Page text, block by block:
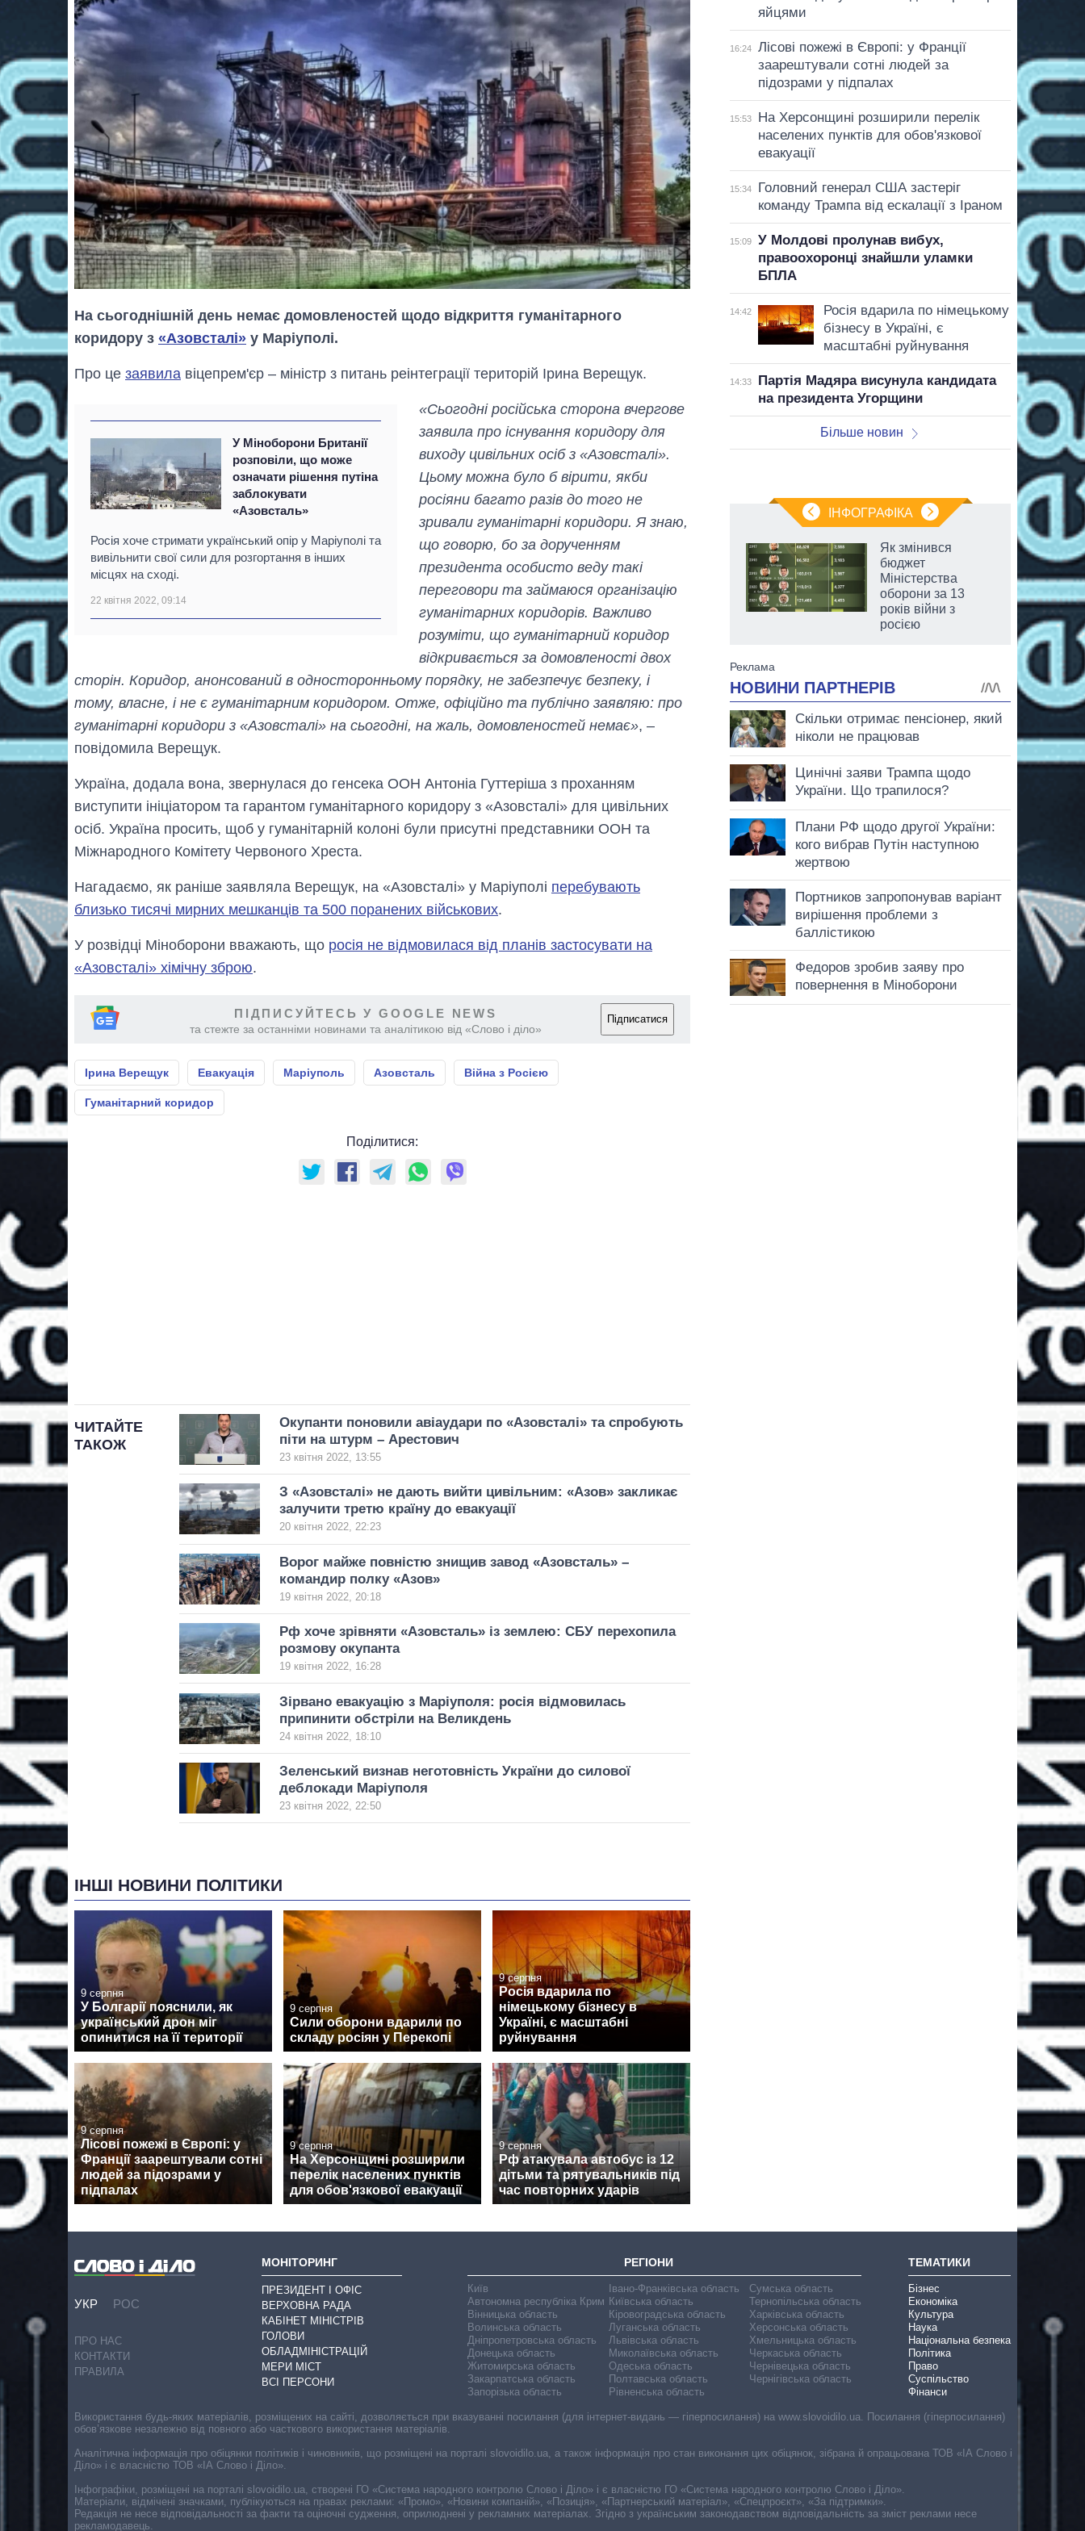
На сьогоднішній день немає домовленостей щодо відкриття гуманітарного
коридору з «Азовсталі» у Маріуполі.
Про це заявила віцепрем'єр – міністр з питань реінтеграції територій Ірина Верещук.
У Міноборони Британії
розповіли, що може
означати рішення путіна
заблокувати
«Азовсталь»
Росія хоче стримати український опір у Маріуполі та
вивільнити свої сили для розгортання в інших
місцях на сході.
22 квітня 2022, 09:14
«Сьогодні російська сторона вчергове
заявила про існування коридору для
виходу цивільних осіб з «Азовсталі».
Цьому можна було б вірити, якби
росіяни багато разів до того не
зривали гуманітарні коридори. Я знаю,
що говорю, бо за дорученням
президента особисто веду такі
переговори та займаюся організацію
гуманітарних коридорів. Важливо
розуміти, що гуманітарний коридор
відкривається за домовленості двох
сторін. Коридор, анонсований в односторонньому порядку, не забезпечує безпеку, і
тому, власне, і не є гуманітарним коридором. Отже, офіційно та публічно заявляю: про
гуманітарні коридори з «Азовсталі» на сьогодні, на жаль, домовленостей немає», –
повідомила Верещук.
Україна, додала вона, звернулася до генсека ООН Антоніа Гуттеріша з проханням
виступити ініціатором та гарантом гуманітарного коридору з «Азовсталі» для цивільних
осіб. Україна просить, щоб у гуманітарній колоні були присутні представники ООН та
Міжнародного Комітету Червоного Хреста.
Нагадаємо, як раніше заявляла Верещук, на «Азовсталі» у Маріуполі перебувають
близько тисячі мирних мешканців та 500 поранених військових.
У розвідці Міноборони вважають, що росія не відмовилася від планів застосувати на
«Азовсталі» хімічну зброю.
ПІДПИСУЙТЕСЬ У GOOGLE NEWS
та стежте за останніми новинами та аналітикою від «Слово і діло»
Підписатися
Ірина Верещук Евакуація Маріуполь Азовсталь Війна з Росією
Гуманітарний коридор
Поділитися:
ЧИТАЙТЕ
ТАКОЖ
Окупанти поновили авіаудари по «Азовсталі» та спробують
піти на штурм – Арестович
23 квітня 2022, 13:55
З «Азовсталі» не дають вийти цивільним: «Азов» закликає
залучити третю країну до евакуації
20 квітня 2022, 22:23
Ворог майже повністю знищив завод «Азовсталь» –
командир полку «Азов»
19 квітня 2022, 20:18
Рф хоче зрівняти «Азовсталь» із землею: СБУ перехопила
розмову окупанта
19 квітня 2022, 16:28
Зірвано евакуацію з Маріуполя: росія відмовилась
припинити обстріли на Великдень
24 квітня 2022, 18:10
Зеленський визнав неготовність України до силової
деблокади Маріуполя
23 квітня 2022, 22:50
ІНШІ НОВИНИ ПОЛІТИКИ
9 серпня
У Болгарії пояснили, як
український дрон міг
опинитися на її території
9 серпня
Сили оборони вдарили по
складу росіян у Перекопі
9 серпня
Росія вдарила по
німецькому бізнесу в
Україні, є масштабні
руйнування
9 серпня
Лісові пожежі в Європі: у
Франції заарештували сотні
людей за підозрами у
підпалах
9 серпня
На Херсонщині розширили
перелік населених пунктів
для обов'язкової евакуації
9 серпня
Рф атакувала автобус із 12
дітьми та рятувальників під
час повторних ударів
яйцями
16:24
Лісові пожежі в Європі: у Франції
заарештували сотні людей за
підозрами у підпалах
15:53
На Херсонщині розширили перелік
населених пунктів для обов'язкової
евакуації
15:34
Головний генерал США застеріг
команду Трампа від ескалації з Іраном
15:09
У Молдові пролунав вибух,
правоохоронці знайшли уламки
БПЛА
14:42
Росія вдарила по німецькому
бізнесу в Україні, є
масштабні руйнування
14:33
Партія Мадяра висунула кандидата
на президента Угорщини
Більше новин
ІНФОГРАФІКА
Вісім масованих
ударів по Україні
за літо: Київ та
область стали
головною ціллю
Як змінився
бюджет
Міністерства
оборони за 13
років війни з
росією
УКР РОС
ПРО НАС
КОНТАКТИ
ПРАВИЛА
МОНІТОРИНГ
ПРЕЗИДЕНТ І ОФІС
ВЕРХОВНА РАДА
КАБІНЕТ МІНІСТРІВ
ГОЛОВИ
ОБЛАДМІНІСТРАЦІЙ
МЕРИ МІСТ
ВСІ ПЕРСОНИ
РЕГІОНИ
Київ
Автономна республіка Крим
Вінницька область
Волинська область
Дніпропетровська область
Донецька область
Житомирська область
Закарпатська область
Запорізька область
Івано-Франківська область
Київська область
Кіровоградська область
Луганська область
Львівська область
Миколаївська область
Одеська область
Полтавська область
Рівненська область
Сумська область
Тернопільська область
Харківська область
Херсонська область
Хмельницька область
Черкаська область
Чернівецька область
Чернігівська область
ТЕМАТИКИ
Бізнес
Економіка
Культура
Наука
Національна безпека
Політика
Право
Суспільство
Фінанси
Використання будь-яких матеріалів, розміщених на сайті, дозволяється при вказуванні посилання (для інтернет-видань — гіперпосилання) на www.slovoidilo.ua. Посилання (гіперпосилання)
обов’язкове незалежно від повного або часткового використання матеріалів.
Аналітична інформація про обіцянки політиків і чиновників, що розміщені на порталі slovoidilo.ua, а також інформація про стан виконання цих обіцянок, зібрана й опрацьована ТОВ «ІА Слово і
Діло» і є власністю ТОВ «ІА Слово і Діло».
Інфографіки, розміщені на порталі slovoidilo.ua, створені ГО «Система народного контролю Слово і Діло» і є власністю ГО «Система народного контролю Слово і Діло».
Матеріали, відмічені значками, публікуються на правах реклами: «Промо», «Новини компаній», «Позиція», «Партнерський матеріал», «Спецпроєкт», «За підтримки».
Редакція не несе відповідальності за факти та оціночні судження, оприлюднені у рекламних матеріалах. Згідно з українським законодавством відповідальність за зміст реклами несе
рекламодавець.